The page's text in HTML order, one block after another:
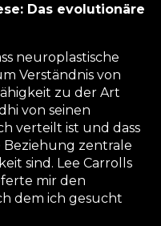
Das evolutionäre
neuroplastische
Verständnis von
zu der Art
von seinen
verteilt ist und dass
zentrale
sind. Lee Carrolls
mir den
dem ich gesucht